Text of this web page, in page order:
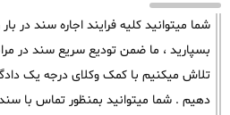
شما میتوانید کلیه فرایند اجاره سند در
بسپارید ، ما ضمن تودیع سریع سند در
تلاش میکنیم با کمک وکلای درجه یک
دهیم . شما میتوانید بمنظور تماس با سند